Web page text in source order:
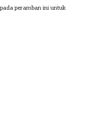
peramban ini untuk